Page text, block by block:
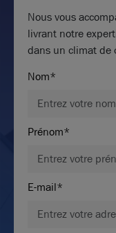
Nous vous
livrant notre
dans un climat de
Nom*
Prénom*
E-mail*